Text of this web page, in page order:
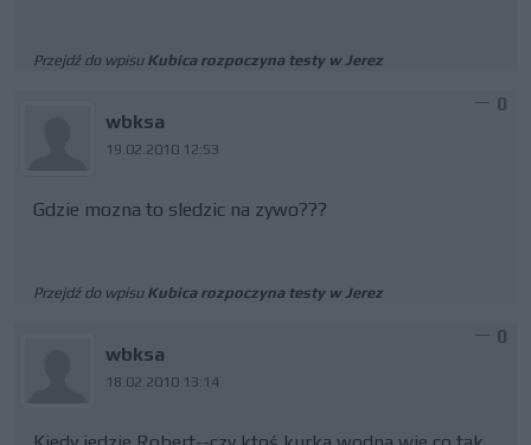
Przejdź do wpisu Kubica rozpoczyna testy w Jerez
wbksa
19.02.2010 12:53
0
Gdzie mozna to sledzic na zywo???
Przejdź do wpisu Kubica rozpoczyna testy w Jerez
wbksa
18.02.2010 13:14
0